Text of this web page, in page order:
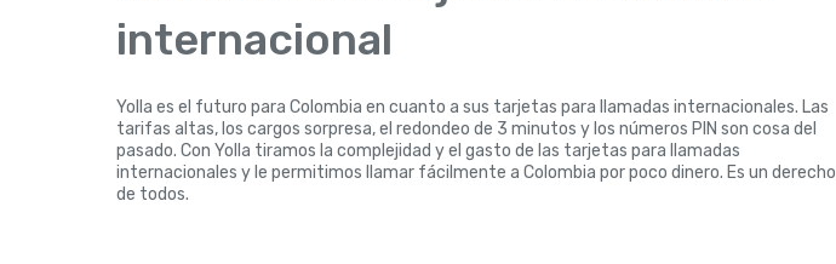
internacional
Yolla es el futuro para Colombia en cuanto a sus tarjetas para llamadas internacionales. Las
tarifas altas, los cargos sorpresa, el redondeo de 3 minutos y los números PIN son cosa del
pasado. Con Yolla tiramos la complejidad y el gasto de las tarjetas para llamadas
internacionales y le permitimos llamar fácilmente a Colombia por poco dinero. Es un derecho
de todos.